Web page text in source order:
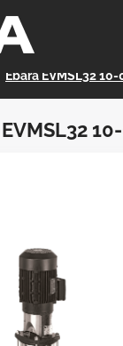
Ebara EVMSL32 10-